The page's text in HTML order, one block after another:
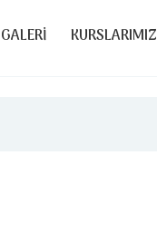
GALERİ KURSLARIMIZ